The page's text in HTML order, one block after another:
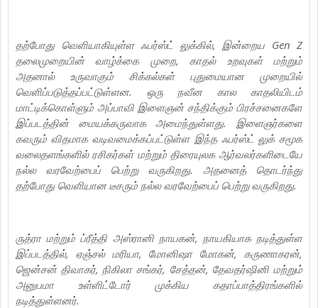
தற்போது வெளியாகியுள்ள ஃபர்ஸ்ட் லுக்கில், இன்றைய Gen Z
தலைமுறையின் வாழ்க்கை முறை, காதல் உறவுகள் மற்றும்
அதனால் உருவாகும் சிக்கல்கள் புதுமையான முறையில்
வெளிப்படுத்தப்பட்டுள்ளன. ஒரு நவீன கால காதலியிடம்
மாட்டிக்கொள்ளும் அப்பாவி இளைஞன் சந்திக்கும் பிரச்சனைகளே
இப்படத்தின் மையக்கருவாக அமைந்துள்ளது. இளைஞர்களை
கவரும் விதமாக வடிவமைக்கப்பட்டுள்ள இந்த ஃபர்ஸ்ட் லுக் சமூக
வலைதளங்களில் ரசிகர்கள் மற்றும் திரையுலக ஆர்வலர்களிடையே
நல்ல வரவேற்பைப் பெற்று வருகிறது. அதனைத் தொடர்ந்து
தற்போது வெளியான டீசரும் நல்ல வரவேற்பைப் பெற்று வருகிறது.
ருத்ரா மற்றும் ப்ரீத்தி அஸ்ரானி நாயகன், நாயகியாக நடித்துள்ள
இப்படத்தில், ஏஞ்சல் மரியா, மோனிஷா மோகன், கருணாகரன்,
ஜென்சன் திவாகர், நிகிலா சங்கர், சேத்தன், தேவதர்ஷினி மற்றும்
அனுபமா உள்ளிட்டோர் முக்கிய கதாப்பாத்திரங்களில்
நடித்துள்ளனர்.